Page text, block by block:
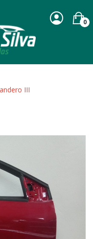
0
III